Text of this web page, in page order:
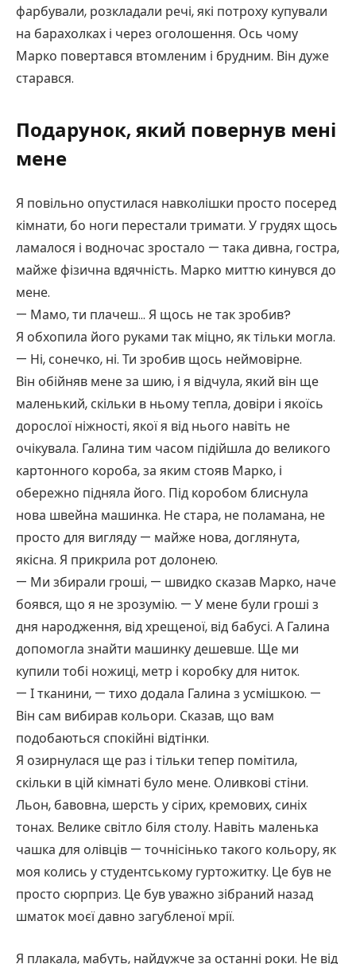
фарбували, розкладали речі, які потроху купували
на барахолках і через оголошення. Ось чому
Марко повертався втомленим і брудним. Він дуже
старався.
Подарунок, який повернув мені
мене
Я повільно опустилася навколішки просто посеред
кімнати, бо ноги перестали тримати. У грудях щось
ламалося і водночас зростало — така дивна, гостра,
майже фізична вдячність. Марко миттю кинувся до
мене.
— Мамо, ти плачеш… Я щось не так зробив?
Я обхопила його руками так міцно, як тільки могла.
— Ні, сонечко, ні. Ти зробив щось неймовірне.
Він обійняв мене за шию, і я відчула, який він ще
маленький, скільки в ньому тепла, довіри і якоїсь
дорослої ніжності, якої я від нього навіть не
очікувала. Галина тим часом підійшла до великого
картонного короба, за яким стояв Марко, і
обережно підняла його. Під коробом блиснула
нова швейна машинка. Не стара, не поламана, не
просто для вигляду — майже нова, доглянута,
якісна. Я прикрила рот долонею.
— Ми збирали гроші, — швидко сказав Марко, наче
боявся, що я не зрозумію. — У мене були гроші з
дня народження, від хрещеної, від бабусі. А Галина
допомогла знайти машинку дешевше. Ще ми
купили тобі ножиці, метр і коробку для ниток.
— І тканини, — тихо додала Галина з усмішкою. —
Він сам вибирав кольори. Сказав, що вам
подобаються спокійні відтінки.
Я озирнулася ще раз і тільки тепер помітила,
скільки в цій кімнаті було мене. Оливкові стіни.
Льон, бавовна, шерсть у сірих, кремових, синіх
тонах. Велике світло біля столу. Навіть маленька
чашка для олівців — точнісінько такого кольору, як
моя колись у студентському гуртожитку. Це був не
просто сюрприз. Це був уважно зібраний назад
шматок моєї давно загубленої мрії.
Я плакала, мабуть, найдужче за останні роки. Не від